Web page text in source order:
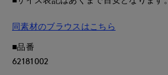
同素材のブラウスはこちら
■品番
62181002